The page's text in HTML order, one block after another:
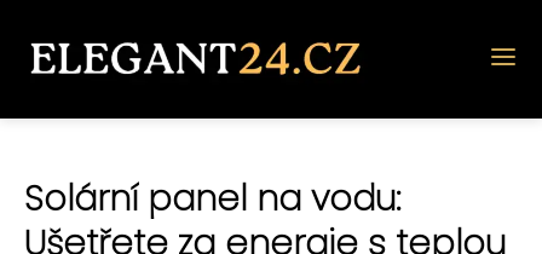
Solární panel na vodu:
Ušetřete za energie s teplou